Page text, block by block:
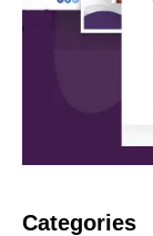
Categories